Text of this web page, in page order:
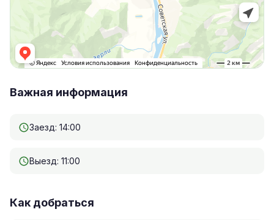
Важная информация
Заезд: 14:00
Выезд: 11:00
Как добраться